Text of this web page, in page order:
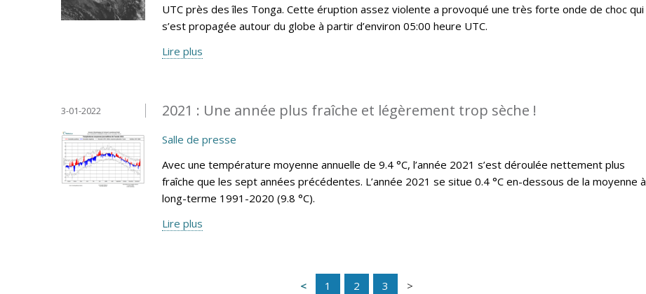
UTC près des îles Tonga. Cette éruption assez violente a provoqué une très forte onde de choc qui
s’est propagée autour du globe à partir d’environ 05:00 heure UTC.
Lire plus
2021 : Une année plus fraîche et légèrement trop sèche !
3-01-2022
Salle de presse
Avec une température moyenne annuelle de 9.4 °C, l’année 2021 s’est déroulée nettement plus
fraîche que les sept années précédentes. L’année 2021 se situe 0.4 °C en-dessous de la moyenne à
long-terme 1991-2020 (9.8 °C).
Lire plus
1 2 3